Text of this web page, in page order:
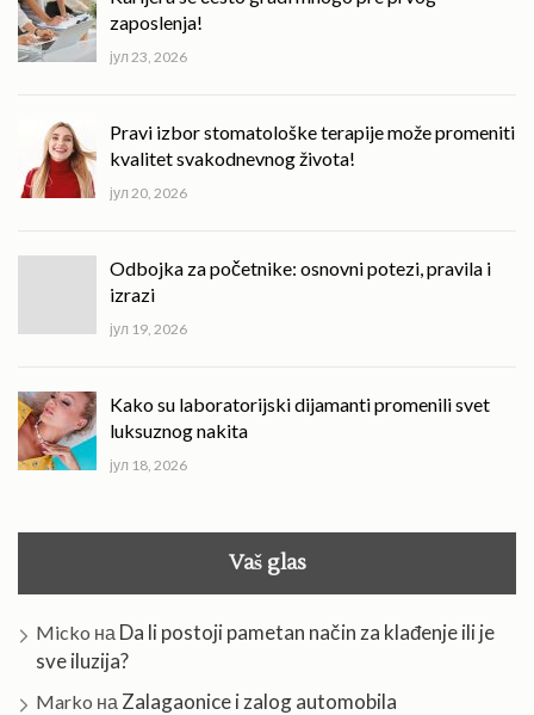
zaposlenja!
јул 23, 2026
Pravi izbor stomatološke terapije može promeniti
kvalitet svakodnevnog života!
јул 20, 2026
Odbojka za početnike: osnovni potezi, pravila i
izrazi
јул 19, 2026
Kako su laboratorijski dijamanti promenili svet
luksuznog nakita
јул 18, 2026
Vaš glas
Micko на Da li postoji pametan način za klađenje ili je
sve iluzija?
Marko на Zalagaonice i zalog automobila